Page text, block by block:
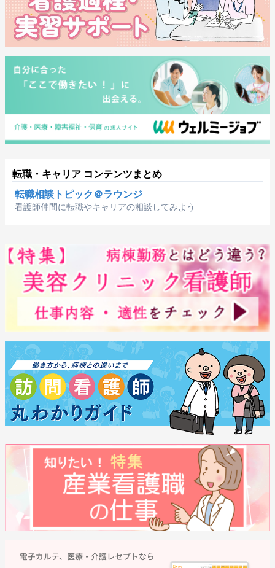
転職・キャリア コンテンツまとめ
転職相談トピック＠ラウンジ
看護師仲間に転職やキャリアの相談してみよう